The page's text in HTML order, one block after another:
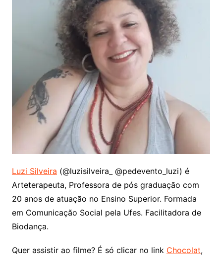
Luzi Silveira (@luzisilveira_ @pedevento_luzi) é
Arteterapeuta, Professora de pós graduação com
20 anos de atuação no Ensino Superior. Formada
em Comunicação Social pela Ufes. Facilitadora de
Biodança.
Quer assistir ao filme? É só clicar no link Chocolat,